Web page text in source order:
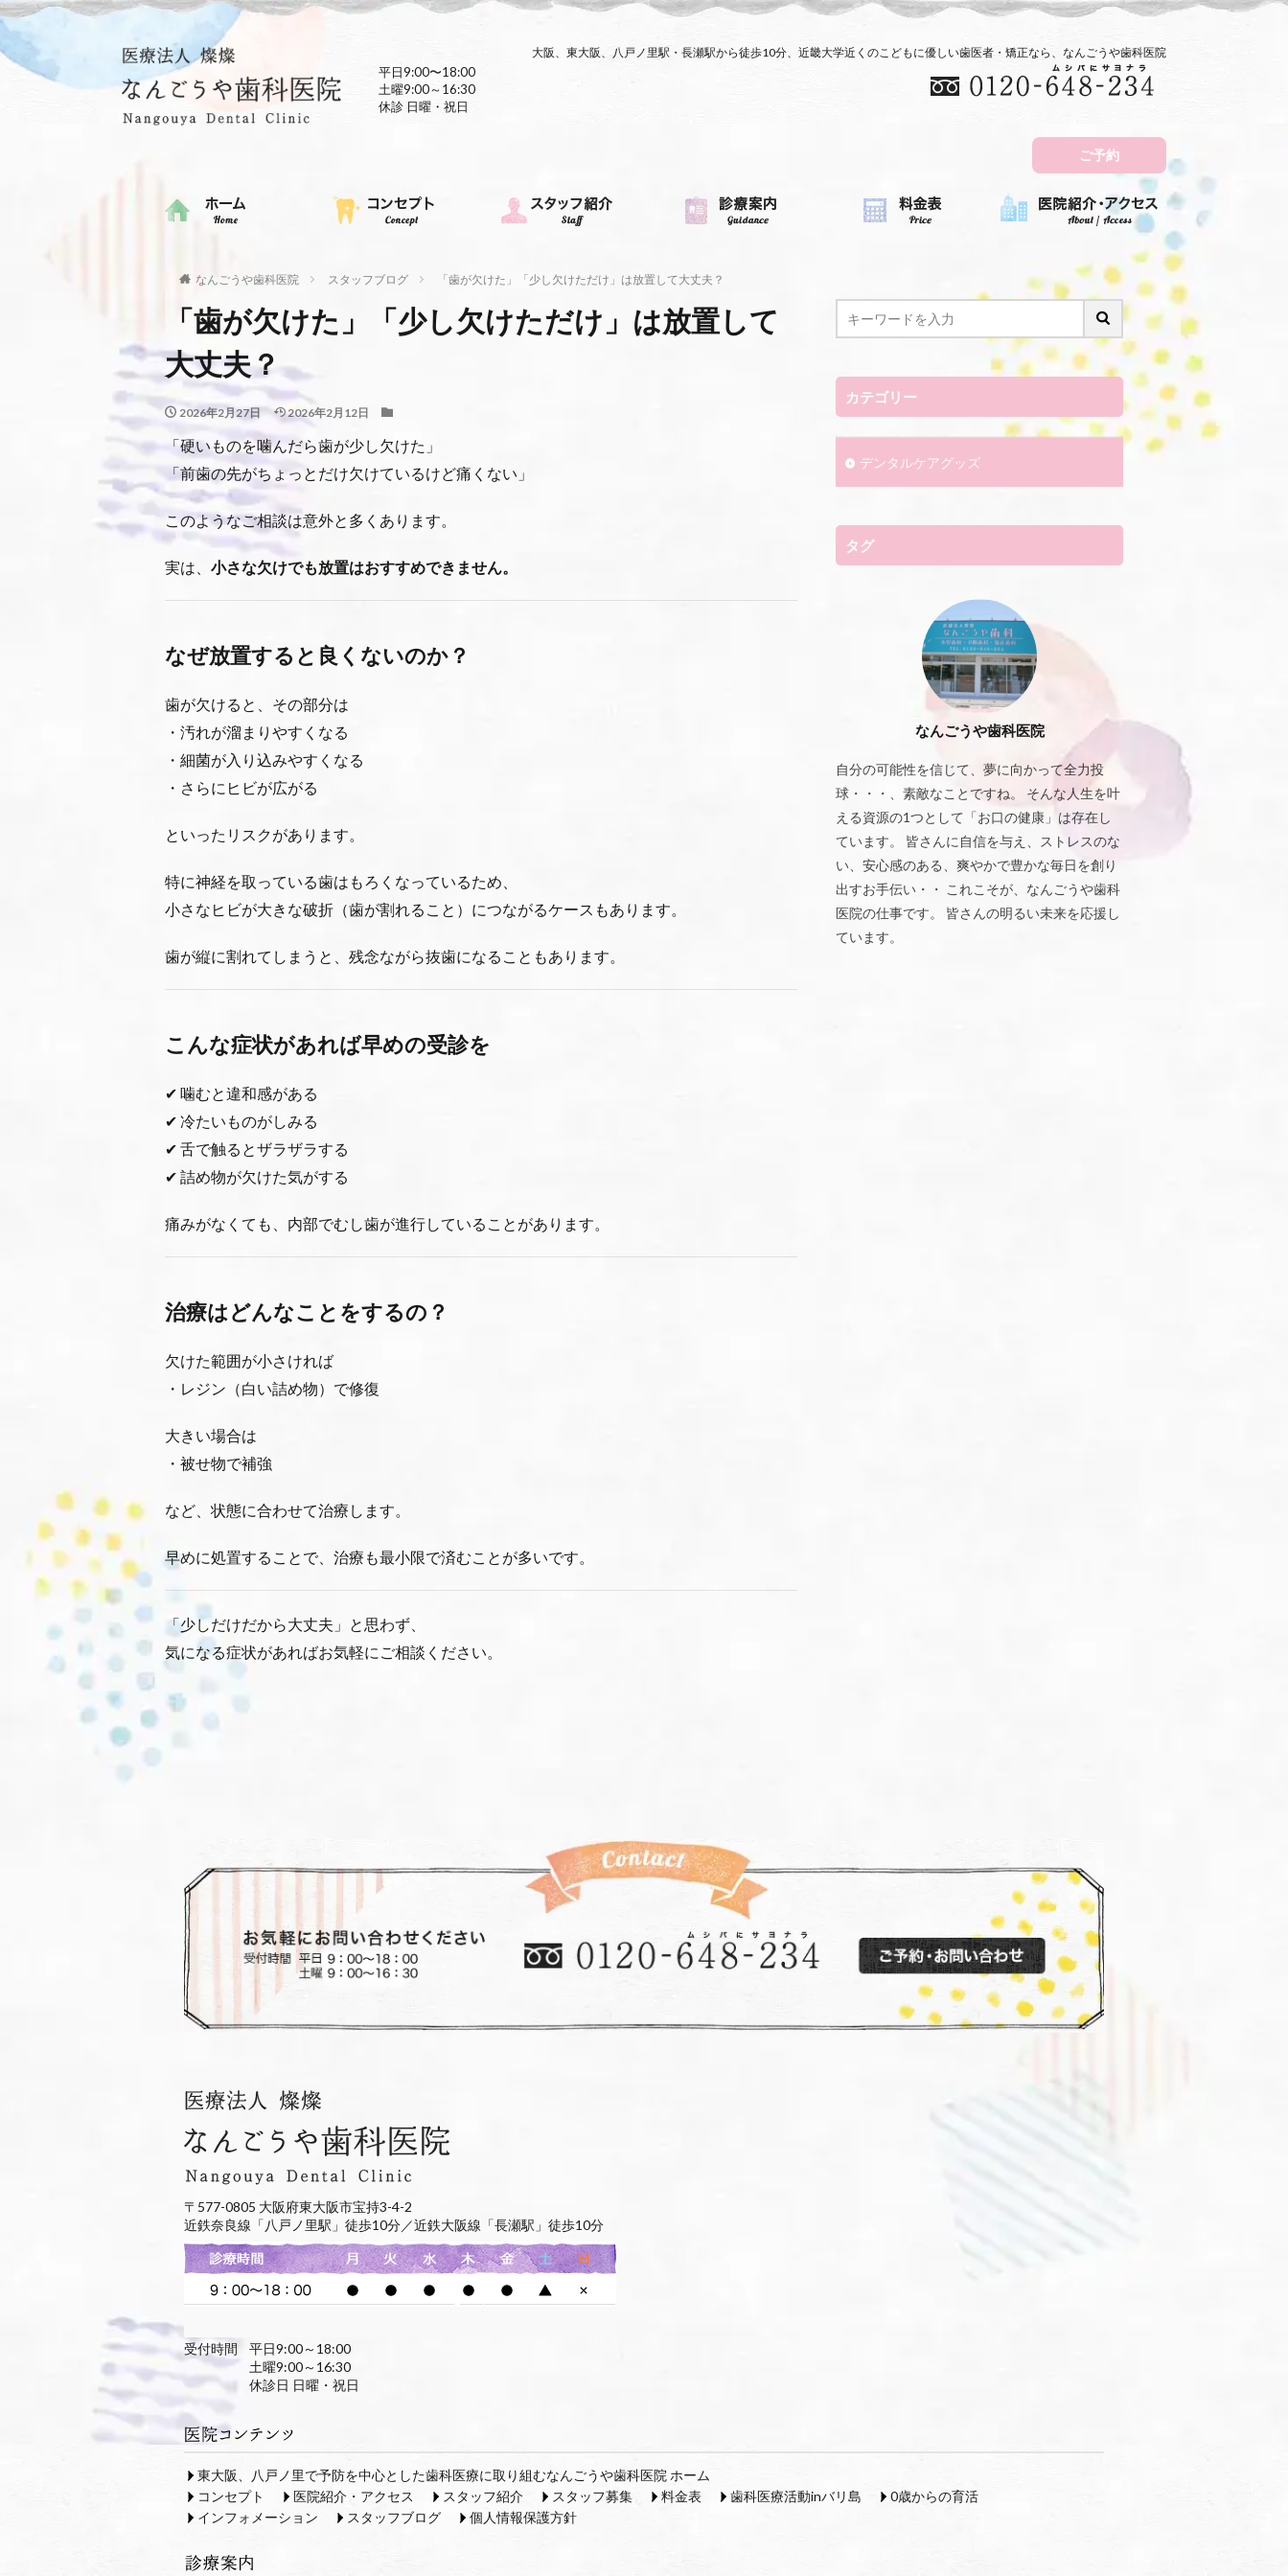
大阪、東大阪、八戸ノ里駅・長瀬駅から徒歩10分、近畿大学近くのこどもに優しい歯医者・矯正なら、なんごうや歯科医院
平日9:00〜18:00
土曜9:00～16:30
休診 日曜・祝日
ご予約
なんごうや歯科医院 スタッフブログ 「歯が欠けた」「少し欠けただけ」は放置して大丈夫？
「歯が欠けた」「少し欠けただけ」は放置して
大丈夫？
2026年2月27日 2026年2月12日
「硬いものを噛んだら歯が少し欠けた」
「前歯の先がちょっとだけ欠けているけど痛くない」
このようなご相談は意外と多くあります。
実は、 小さな欠けでも放置はおすすめできません。
なぜ放置すると良くないのか？
歯が欠けると、その部分は
・汚れが溜まりやすくなる
・細菌が入り込みやすくなる
・さらにヒビが広がる
といったリスクがあります。
特に神経を取っている歯はもろくなっているため、
小さなヒビが大きな破折（歯が割れること）につながるケースもあります。
歯が縦に割れてしまうと、残念ながら抜歯になることもあります。
こんな症状があれば早めの受診を
✔ 噛むと違和感がある
✔ 冷たいものがしみる
✔ 舌で触るとザラザラする
✔ 詰め物が欠けた気がする
痛みがなくても、内部でむし歯が進行していることがあります。
治療はどんなことをするの？
欠けた範囲が小さければ
・レジン（白い詰め物）で修復
大きい場合は
・被せ物で補強
など、状態に合わせて治療します。
早めに処置することで、治療も最小限で済むことが多いです。
「少しだけだから大丈夫」と思わず、
気になる症状があればお気軽にご相談ください。
カテゴリー
デンタルケアグッズ
タグ
なんごうや歯科医院
自分の可能性を信じて、夢に向かって全力投
球・・・、素敵なことですね。 そんな人生を叶
える資源の1つとして「お口の健康」は存在し
ています。 皆さんに自信を与え、ストレスのな
い、安心感のある、爽やかで豊かな毎日を創り
出すお手伝い・・ これこそが、なんごうや歯科
医院の仕事です。 皆さんの明るい未来を応援し
ています。
〒577-0805 大阪府東大阪市宝持3-4-2
近鉄奈良線「八戸ノ里駅」徒歩10分／近鉄大阪線「長瀬駅」徒歩10分
受付時間
平日9:00～18:00
土曜9:00～16:30
休診日 日曜・祝日
東大阪、八戸ノ里で予防を中心とした歯科医療に取り組むなんごうや歯科医院 ホーム
コンセプト
医院紹介・アクセス スタッフ紹介 スタッフ募集 料金表 歯科医療活動inバリ島
0歳からの育活
インフォメーション
スタッフブログ 個人情報保護方針